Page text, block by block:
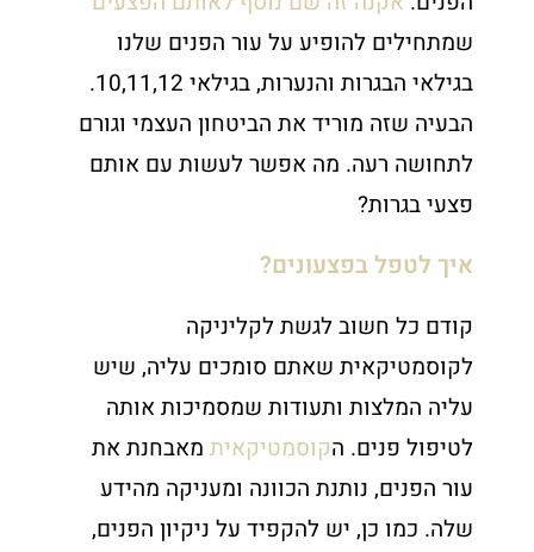
שמתחילים להופיע על עור הפנים שלנו
בגילאי הבגרות והנערות, בגילאי 10,11,12.
הבעיה שזה מוריד את הביטחון העצמי וגורם
לתחושה רעה. מה אפשר לעשות עם אותם
פצעי בגרות?
איך לטפל בפצעונים?
קודם כל חשוב לגשת לקליניקה
לקוסמטיקאית שאתם סומכים עליה, שיש
עליה המלצות ותעודות שמסמיכות אותה
לטיפול פנים. הקוסמטיקאית מאבחנת את
עור הפנים, נותנת הכוונה ומעניקה מהידע
שלה. כמו כן, יש להקפיד על ניקיון הפנים,